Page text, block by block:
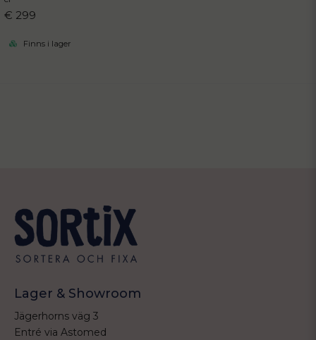
€ 299
Finns i lager
Lager & Showroom
Jägerhorns väg 3
Entré via Astomed